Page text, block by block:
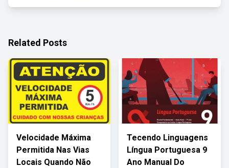
Related Posts
Velocidade Máxima
Permitida Nas Vias
Locais Quando Não
Tecendo Linguagens
Língua Portuguesa 9
Ano Manual Do